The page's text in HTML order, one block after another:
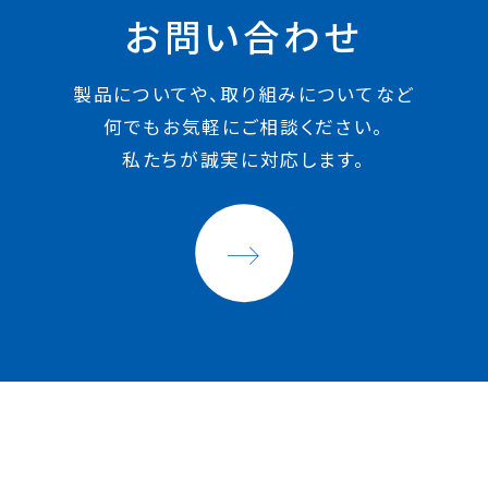
お問い合わせ
製品についてや、取り組みについてなど
何でもお気軽にご相談ください。
私たちが誠実に対応します。